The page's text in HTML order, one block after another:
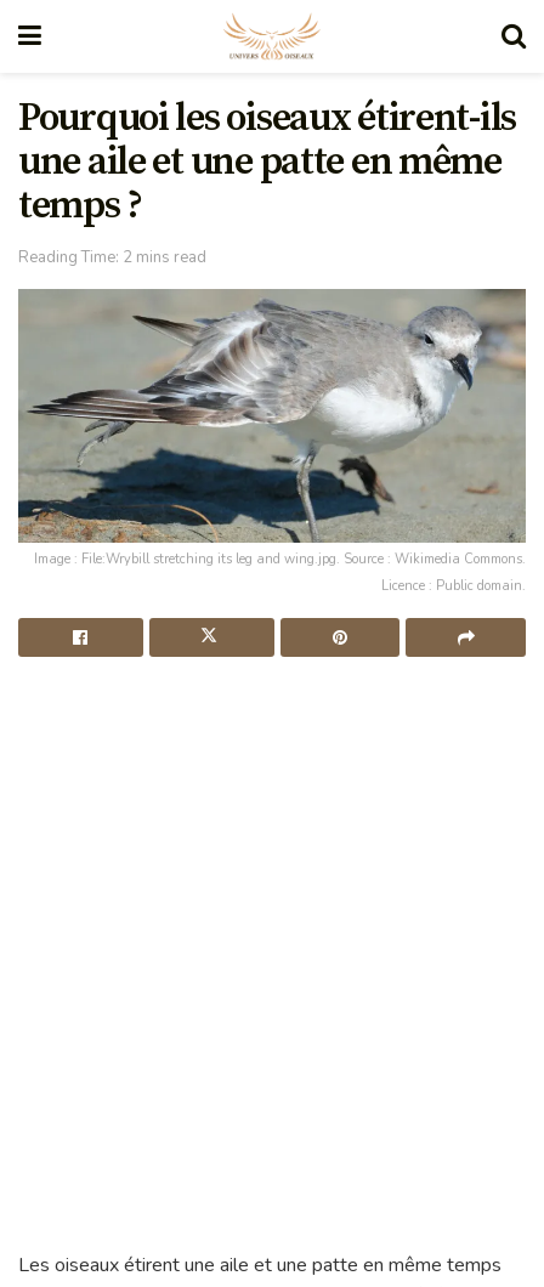
Pourquoi les oiseaux étirent-ils
une aile et une patte en même
temps ?
Reading Time: 2 mins read
Image : File:Wrybill stretching its leg and wing.jpg. Source : Wikimedia Commons.
Licence : Public domain.
Les oiseaux étirent une aile et une patte en même temps